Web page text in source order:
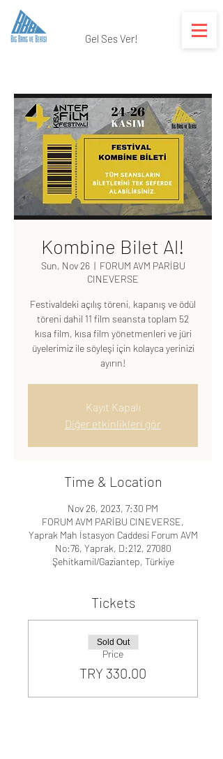
Gel Ses Ver!
Kombine Bilet Al!
Sun, Nov 26
  |
FORUM AVM PARİBU
CINEVERSE
Festivaldeki açılış töreni, kapanış ve ödül
töreni dahil 11 film seansta toplam 52
kısa film, kısa film yönetmenleri ve jüri
üyelerimiz ile söyleşi için kolayca yerinizi
ayırın!
Kayıt Kapalı
Diğer etkinlikleri gör
Time & Location
Nov 26, 2023, 7:30 PM
FORUM AVM PARİBU CINEVERSE,
Yaprak Mah İstasyon Caddesi Forum AVM
No:76, Yaprak, D:212, 27080
Şehitkamil/Gaziantep, Türkiye
Tickets
Price
TRY 330.00
Sold Out